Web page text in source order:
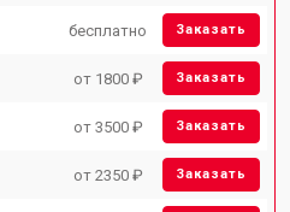
бесплатно Заказать
от 1800 ₽ Заказать
от 3500 ₽ Заказать
от 2350 ₽ Заказать